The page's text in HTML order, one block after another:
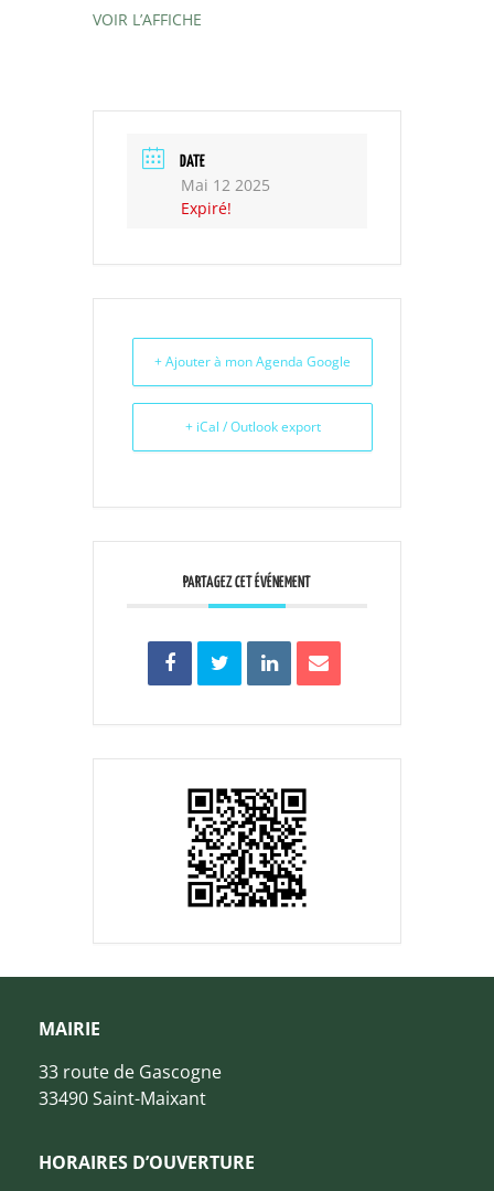
VOIR L’AFFICHE
DATE
Mai 12 2025
Expiré!
+ Ajouter à mon Agenda Google
+ iCal / Outlook export
PARTAGEZ CET ÉVÉNEMENT
MAIRIE
33 route de Gascogne
33490 Saint-Maixant
HORAIRES D’OUVERTURE